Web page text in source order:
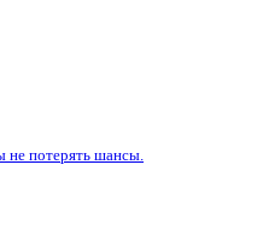
не потерять шансы.